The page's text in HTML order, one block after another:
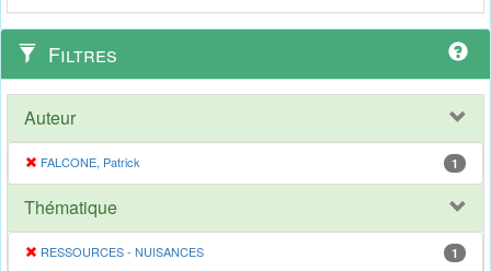
Filtres
Auteur
FALCONE, Patrick 1
Thématique
RESSOURCES - NUISANCES 1